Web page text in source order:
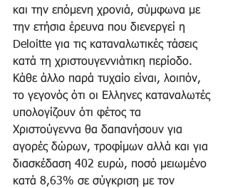
και την επόμενη χρονιά, σύμφωνα με
την ετήσια έρευνα που διενεργεί η
Deloitte για τις καταναλωτικές τάσεις
κατά τη χριστουγεννιάτικη περίοδο.
Κάθε άλλο παρά τυχαίο είναι, λοιπόν,
το γεγονός ότι οι Ελληνες καταναλωτές
υπολογίζουν ότι φέτος τα
Χριστούγεννα θα δαπανήσουν για
αγορές δώρων, τροφίμων αλλά και για
διασκέδαση 402 ευρώ, ποσό μειωμένο
κατά 8,63% σε σύγκριση με τον